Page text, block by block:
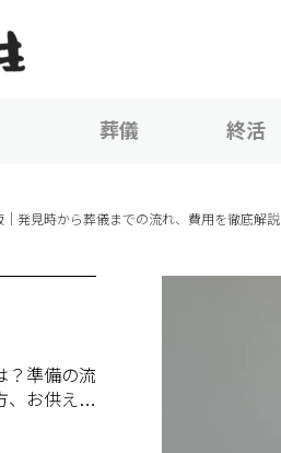
葬儀 終活
発見時から葬儀までの流れ、費用を徹底解説
？準備の流
、お供え物